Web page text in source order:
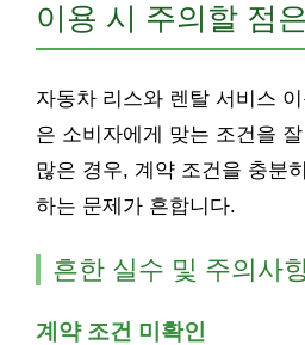
이용 시 주의할 점
자동차 리스와 렌탈 서비스
은 소비자에게 맞는 조건을
많은 경우, 계약 조건을 충분
하는 문제가 흔합니다.
흔한 실수 및 주의사
계약 조건 미확인